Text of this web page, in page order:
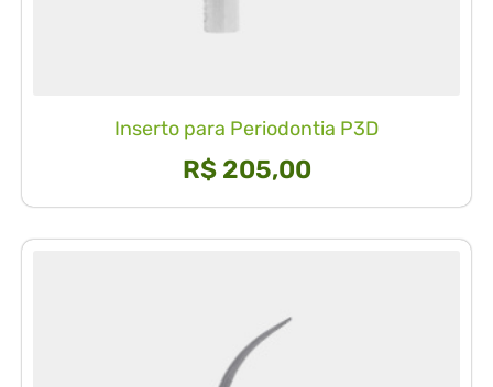
Inserto para Periodontia P3D
R$205,00